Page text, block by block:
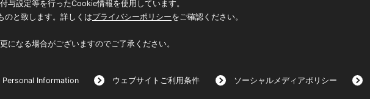
与設定等を行ったCookie情報を使用しています。
と致します。詳しくはプライバシーポリシーをご確認ください。
なる場合がございますのでご了承ください。
Information ウェブサイトご利用条件 ソーシャルメディアポリシー